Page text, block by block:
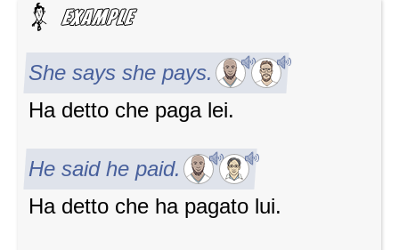
She says she pays.
Ha detto che paga lei.
He said he paid.
Ha detto che ha pagato lui.